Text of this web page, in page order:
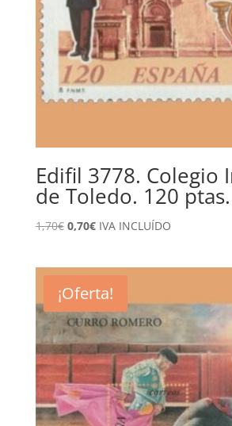
Edifil 3778. Colegio
de Toledo. 120
1,70€ El
1,70€.
0,70€El
0,70€.
IVA INCLUÍDO
¡Oferta!